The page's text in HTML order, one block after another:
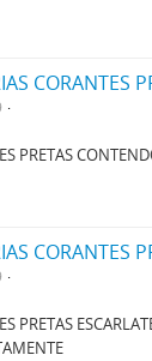
PRETAS
PRETAS